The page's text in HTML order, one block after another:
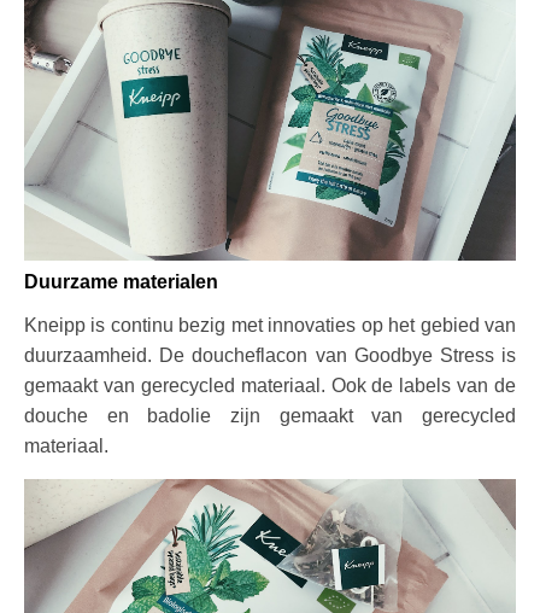
Duurzame materialen
Kneipp is continu bezig met innovaties op het gebied van
duurzaamheid. De doucheflacon van Goodbye Stress is
gemaakt van gerecycled materiaal. Ook de labels van de
douche en badolie zijn gemaakt van gerecycled
materiaal.